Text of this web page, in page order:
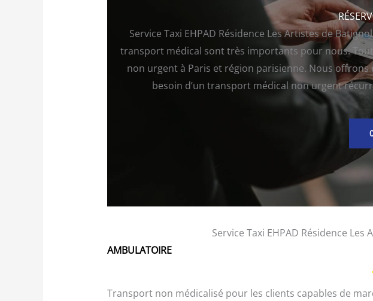
Service Taxi EHPAD Résidence Les Artistes de
transport médical sont très importants pour nous.
non urgent à Paris et région parisienne. Nous
besoin d’un transport médical non urgent
Service Taxi EHPAD Résidence
AMBULATOIRE
Transport non médicalisé pour les clients capables de